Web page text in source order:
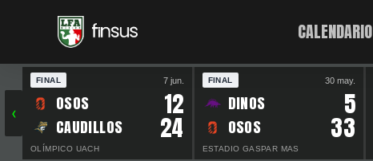
CALENDARIO
‹
FINAL 7 jun.
OSOS 12
CAUDILLOS 24
OLÍMPICO UACH
FINAL 30 may.
DINOS 5
OSOS 33
ESTADIO GASPAR MAS